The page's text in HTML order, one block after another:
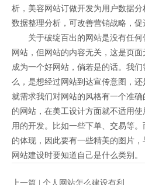
析，美容网站订做开发为用户数据
数据整理分析，可改善营销战略，促
关于破绽百出的网站是没有任何
网站，但网站的内容无关，这是页
成为一个好网站，倘若是的话。我
么，是想经过网站到达宣传意图，
就需求我们对网站的风格有一个准
的网站，在美工设计方面就不适用
用的开发。比如一些下单、交易等
的体现，因此要有一些精美的图片
网站建设时要知道自己是什么类别。
上一篇 | 个人网站怎么建设有利